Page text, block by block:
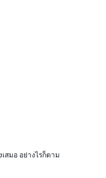
สมอ อย่างไรก็ตาม